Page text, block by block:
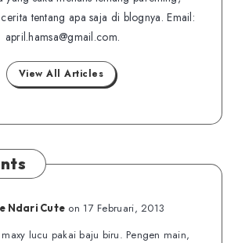
tentang apa saja di blognya. Email:
april.hamsa@gmail.com.
View All Articles
Ndari Cute on 17 Februari, 2013
lucu pakai baju biru. Pengen main,